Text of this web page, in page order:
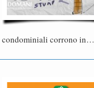
condominiali corrono in…